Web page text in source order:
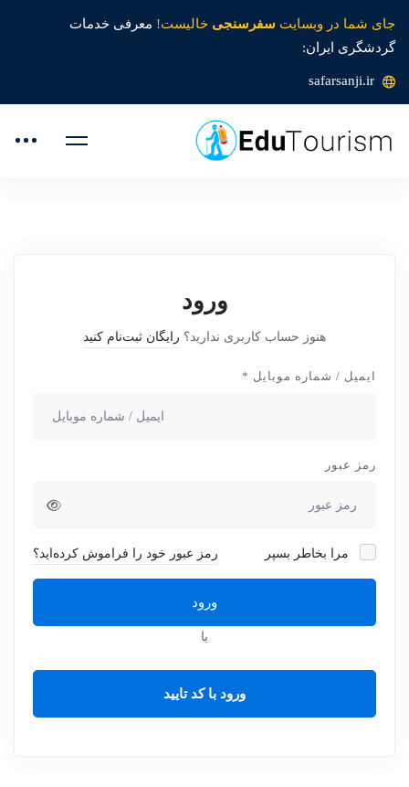
جای شما در وبسایت سفرسنجی خالیست! معرفی خدمات
گردشگری ایران:
safarsanji.ir
ورود
هنوز حساب کاربری ندارید؟ رایگان ثبت‌نام کنید
ایمیل / شماره موبایل *
رمز عبور
مرا بخاطر بسپر رمز عبور خود را فراموش کرده‌اید؟
ورود
یا